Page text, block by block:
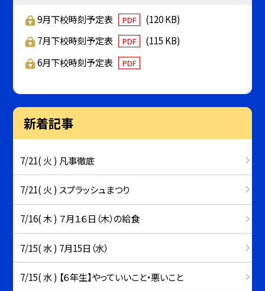
9月下校時刻予定表 PDF
(120 KB)
7月下校時刻予定表
PDF
(115 KB)
6月下校時刻予定表
PDF
新着記事
7/21( 火 ) 凡事徹底
7/21( 火 ) スプラッシュまつり
7/16( 木 ) ７月１６日（木）の給食
7/15( 水 ) 7月15日（水）
7/15( 水 ) 【６年生】やっていいこと・悪いこと